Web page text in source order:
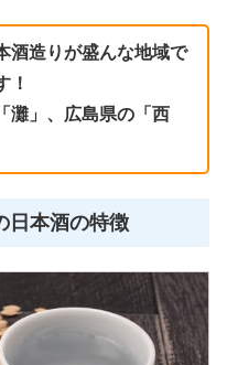
酒造りが盛んな地域で
！
灘」、広島県の「西
日本酒の特徴